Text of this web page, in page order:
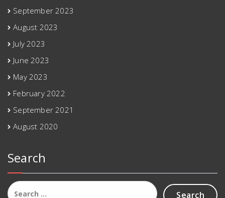
September 2023
August 2023
July 2023
June 2023
May 2023
February 2022
September 2021
August 2020
Search
Search